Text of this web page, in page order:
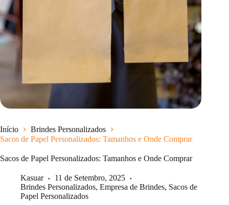
Início
Brindes Personalizados
Sacos de Papel Personalizados: Tamanhos e Onde Comprar
Sacos de Papel Personalizados: Tamanhos e Onde Comprar
Kasuar
11 de Setembro, 2025
Brindes Personalizados, Empresa de Brindes, Sacos de
Papel Personalizados